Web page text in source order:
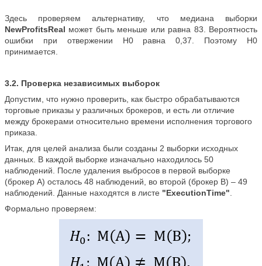
Здесь проверяем альтернативу, что медиана выборки
NewProfitsReal может быть меньше или равна 83. Вероятность
ошибки при отвержении H0 равна 0,37. Поэтому H0
принимается.
3.2. Проверка независимых выборок
Допустим, что нужно проверить, как быстро обрабатываются
торговые приказы у различных брокеров, и есть ли отличие
между брокерами относительно времени исполнения торгового
приказа.
Итак, для целей анализа были созданы 2 выборки исходных
данных. В каждой выборке изначально находилось 50
наблюдений. После удаления выбросов в первой выборке
(брокер А) осталось 48 наблюдений, во второй (брокер B) – 49
наблюдений. Данные находятся в листе "ExecutionTime"
Формально проверяем: